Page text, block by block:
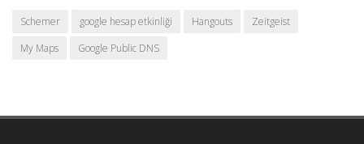
Schemer google hesap etkinliği Hangouts
Zeitgeist
My Maps
Google Public DNS